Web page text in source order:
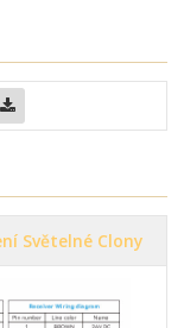
Světelné Clony